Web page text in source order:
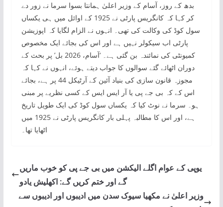
بدھ کے روز، آسام کے وزیر اعلیٰ ہمانتا بسوا سرما نے زور دے
کر کہا کہ کانگریس پارٹی نے 1925 کے اوائل میں ہی یکساں
سول کوڈ کی وکالت کی تھی۔ انہوں نے الزام لگایا کہ اپوزیشن
پارٹی اب سیکولر نہیں ہے اور اس کی بجائے ایک مخصوص
کمیونٹی کی نمائندہ بن گئی ہے۔ ‘آسام، 2026 بل’ پر بحث کے
دوران اٹھائے گئے سوالوں کا جواب دیتے ہوئے، انہوں نے کہا کہ
مجوزہ قانون سازی کی بنیاد آئین کے آرٹیکل 44 پر ہے، بجائے
اس کے کہ بی جے پی یا آر ایس ایس کے کسی نظریے پر مبنی
ہو۔ سرما نے نوٹ کیا کہ یکساں سول کوڈ کی ایک طویل تاریخ
ہے، اور اس کا مطالبہ پہلی بار کانگریس پارٹی نے 1925 میں
اٹھایا تھا۔
یوپی کے عوام اگلے الیکشن میں بی جے پی کو خوب ماریں
گے اور ختم کریں گے: اکھلیش یادو
وزیر اعلیٰ نے مکھیا سیوک سدن میں ادیبوں اور ادیبوں سے